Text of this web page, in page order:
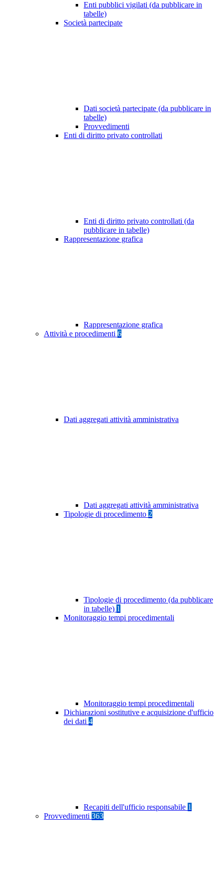
Enti pubblici vigilati (da pubblicare in
tabelle)
Società partecipate
Dati società partecipate (da pubblicare in
tabelle)
Provvedimenti
Enti di diritto privato controllati
Enti di diritto privato controllati (da
pubblicare in tabelle)
Rappresentazione grafica
Rappresentazione grafica
Attività e procedimenti 6
Dati aggregati attività amministrativa
Dati aggregati attività amministrativa
Tipologie di procedimento 2
Tipologie di procedimento (da pubblicare
in tabelle) 1
Monitoraggio tempi procedimentali
Monitoraggio tempi procedimentali
Dichiarazioni sostitutive e acquisizione d'ufficio
dei dati 4
Recapiti dell'ufficio responsabile 1
Provvedimenti 363